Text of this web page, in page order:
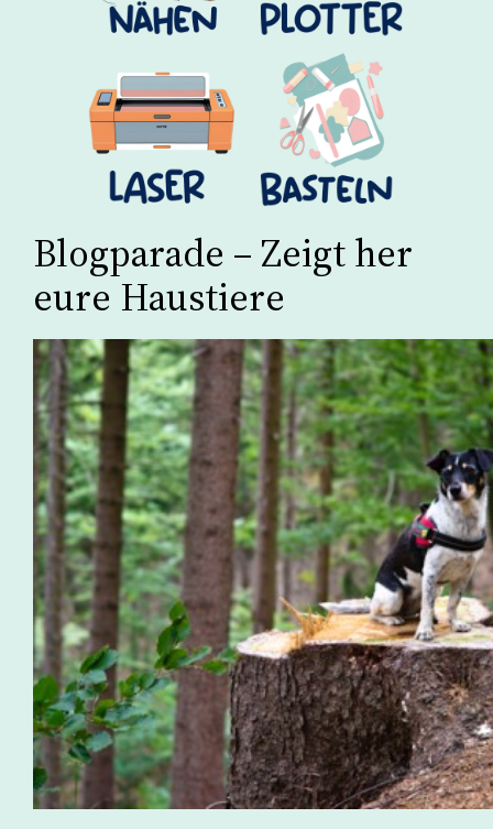
Blogparade – Zeigt her
eure Haustiere